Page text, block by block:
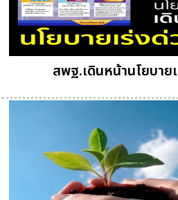
สพฐ.เดินหน้านโยบาย